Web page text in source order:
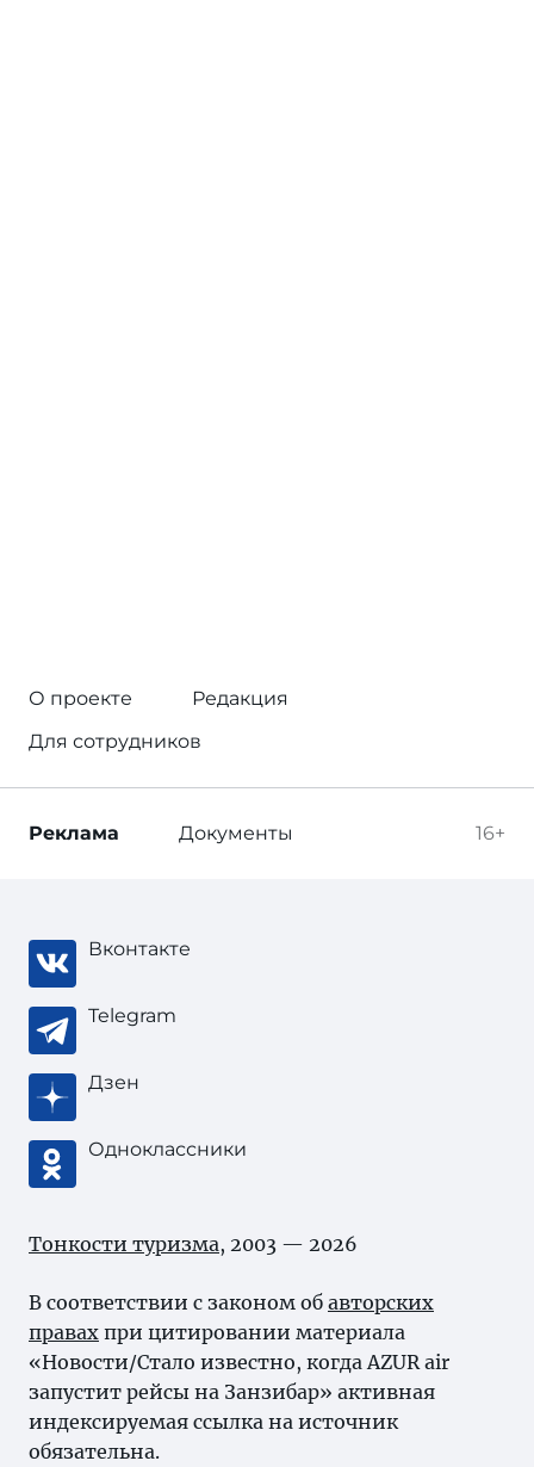
О проекте
Редакция
Для сотрудников
16+
Реклама Документы
Вконтакте
Telegram
Дзен
Одноклассники
Тонкости туризма, 2003 — 2026
В соответствии с законом об авторских
правах при цитировании материала
«Новости/Стало известно, когда AZUR air
запустит рейсы на Занзибар» активная
индексируемая ссылка на источник
обязательна.